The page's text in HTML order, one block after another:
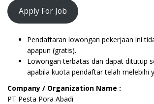
Apply For Job
Pendaftaran lowongan pekerjaan ini
apapun (gratis).
Lowongan terbatas dan dapat ditutup
apabila kuota pendaftar telah melebihi
Company / Organization Name :
PT Pesta Pora Abadi